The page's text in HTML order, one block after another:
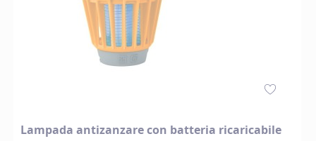
Lampada antizanzare con batteria ricaricabile